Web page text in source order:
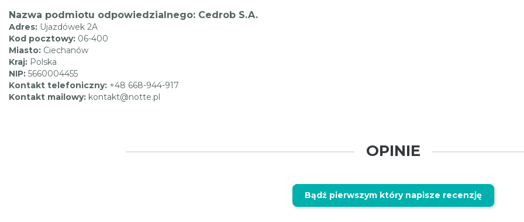
Nazwa podmiotu odpowiedzialnego: Cedrob S.A.
Adres: Ujazdówek 2A
Kod pocztowy: 06-400
Miasto: Ciechanów
Kraj: Polska
NIP: 5660004455
Kontakt telefoniczny: +48 668-944-917
Kontakt mailowy: kontakt@notte.pl
OPINIE
Bądź pierwszym który napisze recenzję